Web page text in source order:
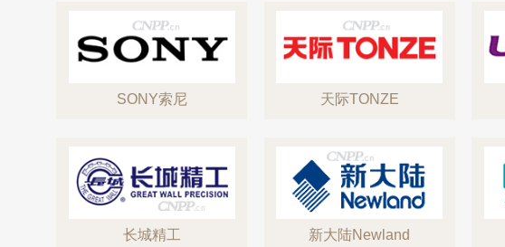
SONY索尼 天际TONZE
长城精工 新大陆Newland